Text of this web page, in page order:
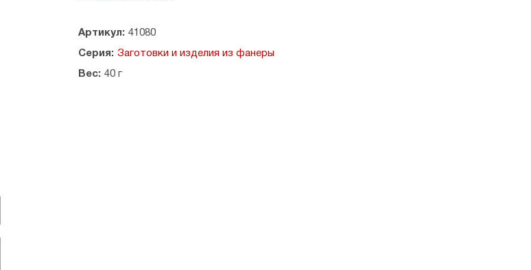
Артикул: 41080
Серия: Заготовки и изделия из фанеры
Вес: 40 г